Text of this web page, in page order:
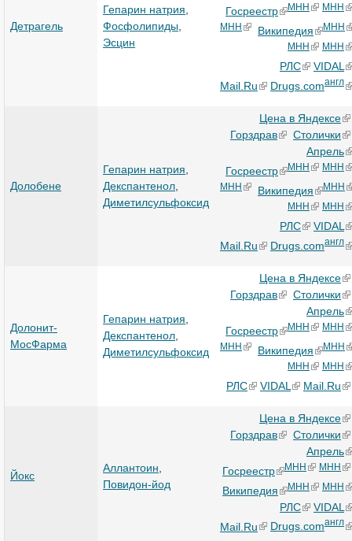
Детрагель
Гепарин натрия
Фосфолипиды
Эсцин
Госреестр
МНН
МНН
МНН
Википедия
МНН
МНН
МНН
РЛС
VIDAL
Mail.Ru
Drugs.comангл
Долобене
Гепарин натрия
Декспантенол
Диметилсульфоксид
Цена в Яндексе
Горздрав
Столички
Апрель
Госреестр
МНН
МНН
МНН
Википедия
МНН
МНН
МНН
РЛС
VIDAL
Mail.Ru
Drugs.comангл
Долонит-
МосФарма
Гепарин натрия
Декспантенол
Диметилсульфоксид
Цена в Яндексе
Горздрав
Столички
Апрель
Госреестр
МНН
МНН
МНН
Википедия
МНН
МНН
МНН
РЛС VIDAL Mail.Ru
Йокс
Аллантоин
Повидон-йод
Цена в Яндексе
Горздрав
Столички
Апрель
Госреестр
МНН МНН
Википедия МНН МНН
РЛС
VIDAL
Mail.Ru
Drugs.comангл